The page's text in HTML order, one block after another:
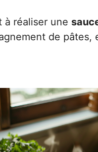
à réaliser une
de